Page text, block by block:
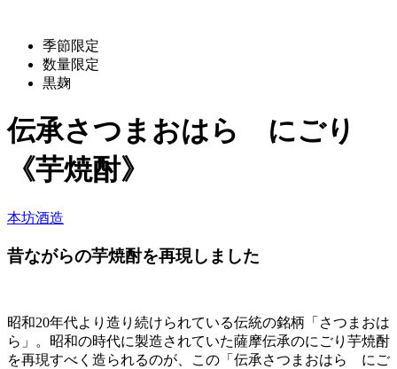
季節限定
数量限定
黒麹
伝承さつまおはら にごり
《芋焼酎》
本坊酒造
昔ながらの芋焼酎を再現しました
昭和20年代より造り続けられている伝統の銘柄「さつまおは
ら」。昭和の時代に製造されていた薩摩伝承のにごり芋焼酎
を再現すべく造られるのが、この「伝承さつまおはら にご